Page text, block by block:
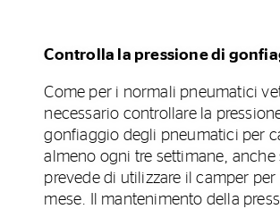
Controlla la pressione di
Come per i normali pneumatici
necessario controllare la
gonfiaggio degli pneumatici per
almeno ogni tre settimane, anche
prevede di utilizzare il camper
mese. Il mantenimento della